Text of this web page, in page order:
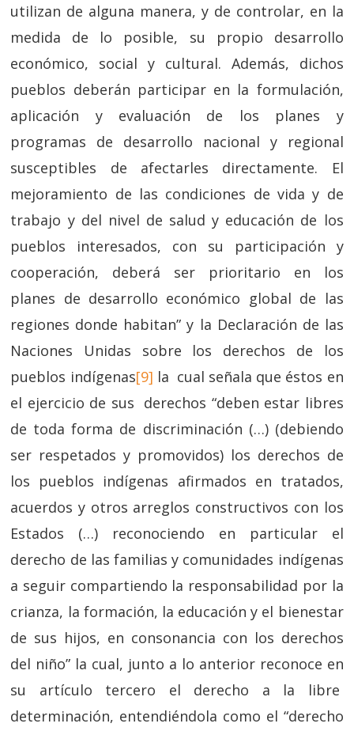
utilizan de alguna manera, y de controlar, en la
medida de lo posible, su propio desarrollo
económico, social y cultural. Además, dichos
pueblos deberán participar en la formulación,
aplicación y evaluación de los planes y
programas de desarrollo nacional y regional
susceptibles de afectarles directamente. El
mejoramiento de las condiciones de vida y de
trabajo y del nivel de salud y educación de los
pueblos interesados, con su participación y
cooperación, deberá ser prioritario en los
planes de desarrollo económico global de las
regiones donde habitan” y la Declaración de las
Naciones Unidas sobre los derechos de los
pueblos indígenas[9] la cual señala que éstos en
el ejercicio de sus derechos “deben estar libres
de toda forma de discriminación (…) (debiendo
ser respetados y promovidos) los derechos de
los pueblos indígenas afirmados en tratados,
acuerdos y otros arreglos constructivos con los
Estados (…) reconociendo en particular el
derecho de las familias y comunidades indígenas
a seguir compartiendo la responsabilidad por la
crianza, la formación, la educación y el bienestar
de sus hijos, en consonancia con los derechos
del niño” la cual, junto a lo anterior reconoce en
su artículo tercero el derecho a la libre
determinación, entendiéndola como el “derecho